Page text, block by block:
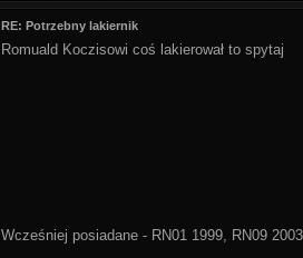
RE: Potrzebny lakiernik
Romuald Koczisowi coś lakierował to spytaj
Wcześniej posiadane - RN01 1999, RN09